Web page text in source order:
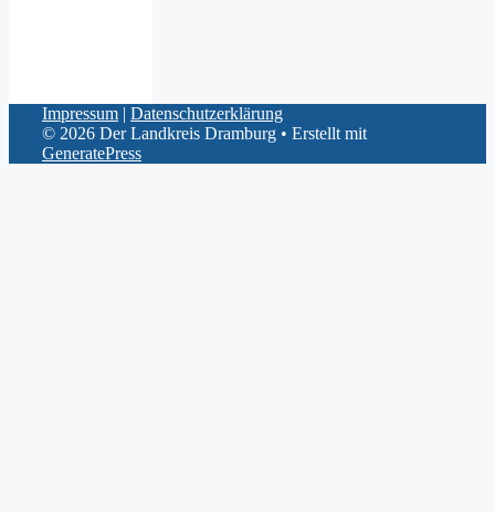
Impressum | Datenschutzerklärung
© 2026 Der Landkreis Dramburg • Erstellt mit
GeneratePress